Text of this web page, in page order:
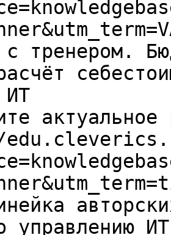
с тренером.
ИТ
актуальное
управлению ИТ